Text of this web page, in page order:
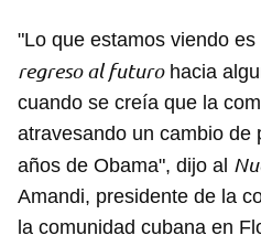
"Lo que estamos viendo
regreso al futurohacia
cuando se creía que la
atravesando un cambio de
años de Obama", dijo al
Amandi, presidente de la
la comunidad cubana en